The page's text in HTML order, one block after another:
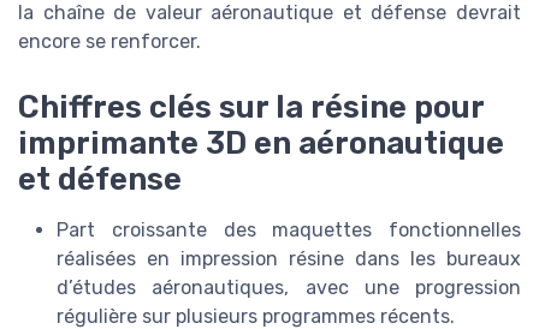
la chaîne de valeur aéronautique et défense devrait
encore se renforcer.
Chiffres clés sur la résine pour
imprimante 3D en aéronautique
et défense
Part croissante des maquettes fonctionnelles
réalisées en impression résine dans les bureaux
d’études aéronautiques, avec une progression
régulière sur plusieurs programmes récents.